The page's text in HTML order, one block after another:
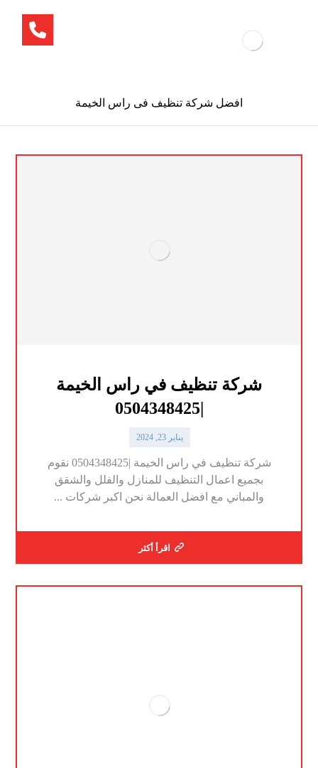
افضل شركة تنظيف فى راس الخيمة
شركة تنظيف في راس الخيمة
|0504348425
يناير 23, 2024
شركة تنظيف في راس الخيمة |0504348425 نقوم
بجميع اعمال التنظيف للمنازل والفلل والشقق
والمباني مع افضل العمالة نحن اكبر شركات ...
اقرأ أكثر